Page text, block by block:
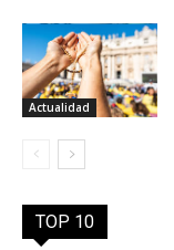
Actualidad
TOP 10